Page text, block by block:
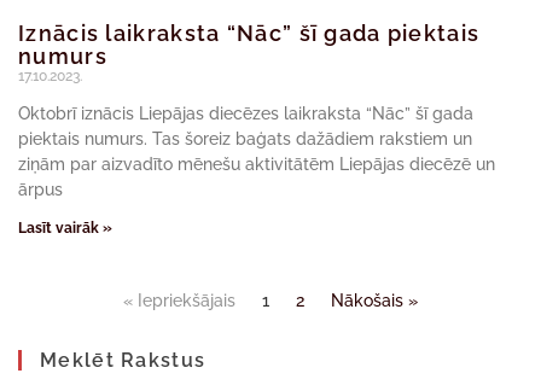
Iznācis laikraksta “Nāc” šī gada piektais
numurs
17.10.2023.
Oktobrī iznācis Liepājas diecēzes laikraksta “Nāc” šī gada
piektais numurs. Tas šoreiz baģats dažādiem rakstiem un
ziņām par aizvadīto mēnešu aktivitātēm Liepājas diecēzē un
ārpus
Lasīt vairāk »
« Iepriekšājais 1 2 Nākošais »
Meklēt Rakstus